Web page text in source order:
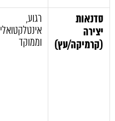
סדנאות
יצירה
(קרמיקה/עץ)
רגוע,
אינטלקטואלי
וממוקד